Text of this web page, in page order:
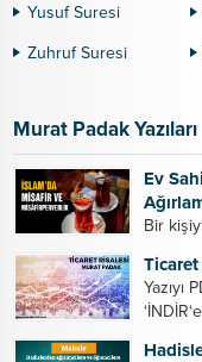
Yusuf Suresi
Zuhruf Suresi
Murat Padak Yazıları
Ev
Bir
Davet
ana
göre
Ticaret
Yazıyı